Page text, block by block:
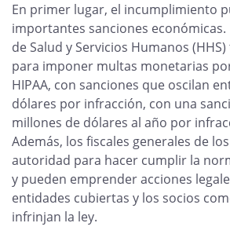
En primer lugar, el incumplimiento
importantes sanciones
de Salud y Servicios Humanos
para imponer multas monetarias
HIPAA, con sanciones que oscilan
dólares por infracción, con una
millones de dólares al año por
Además, los fiscales generales de
autoridad para hacer cumplir la
y pueden emprender acciones
entidades cubiertas y los socios
infrinjan la ley.